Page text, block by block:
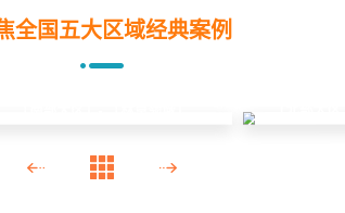
全国五大区域经典案例